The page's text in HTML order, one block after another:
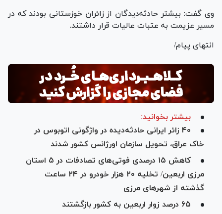
وی گفت: بیشتر حادثه‌دیدگان از زائران خوزستانی بودند که در
مسیر عزیمت به عتبات عالیات قرار داشتند.
انتهای پیام/
بیشتر بخوانید:
۴۰ زائر ایرانی حادثه‌دیده در واژگونی اتوبوس در
خاک عراق، تحویل سازمان اورژانس کشور شدند
کاهش ۱۵ درصدی فوتی‌های تصادفات در ۵ استان
مرزی اربعین/ تخلیه ۲۰ هزار خودرو در ۲۴ ساعت
گذشته از شهر‌های مرزی
۶۵ درصد زوار اربعین به کشور بازگشتند